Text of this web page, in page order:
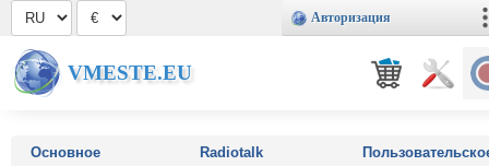
Авторизация
VMESTE.EU
Основное Radiotalk